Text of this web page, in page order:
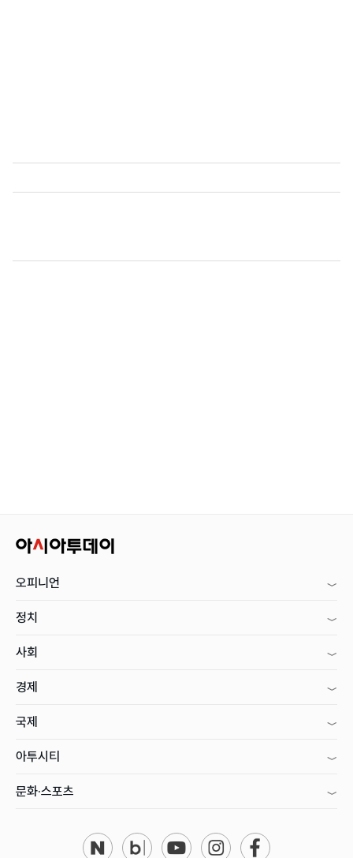
오피니언
정치
사회
경제
국제
아투시티
문화·스포츠